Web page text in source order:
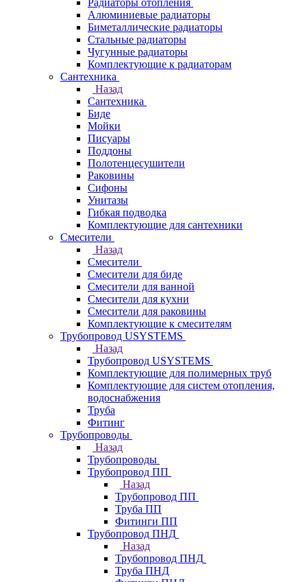
Радиаторы отопления
Алюминиевые радиаторы
Биметаллические радиаторы
Стальные радиаторы
Чугунные радиаторы
Комплектующие к радиаторам
Сантехника
Назад
Сантехника
Биде
Мойки
Писуары
Поддоны
Полотенцесушители
Раковины
Сифоны
Унитазы
Гибкая подводка
Комплектующие для сантехники
Смесители
Назад
Смесители
Смесители для биде
Смесители для ванной
Смесители для кухни
Смесители для раковины
Комплектующие к смесителям
Трубопровод USYSTEMS
Назад
Трубопровод USYSTEMS
Комплектующие для полимерных труб
Комплектующие для систем отопления,
водоснабжения
Труба
Фитинг
Трубопроводы
Назад
Трубопроводы
Трубопровод ПП
Назад
Трубопровод ПП
Труба ПП
Фитинги ПП
Трубопровод ПНД
Назад
Трубопровод ПНД
Труба ПНД